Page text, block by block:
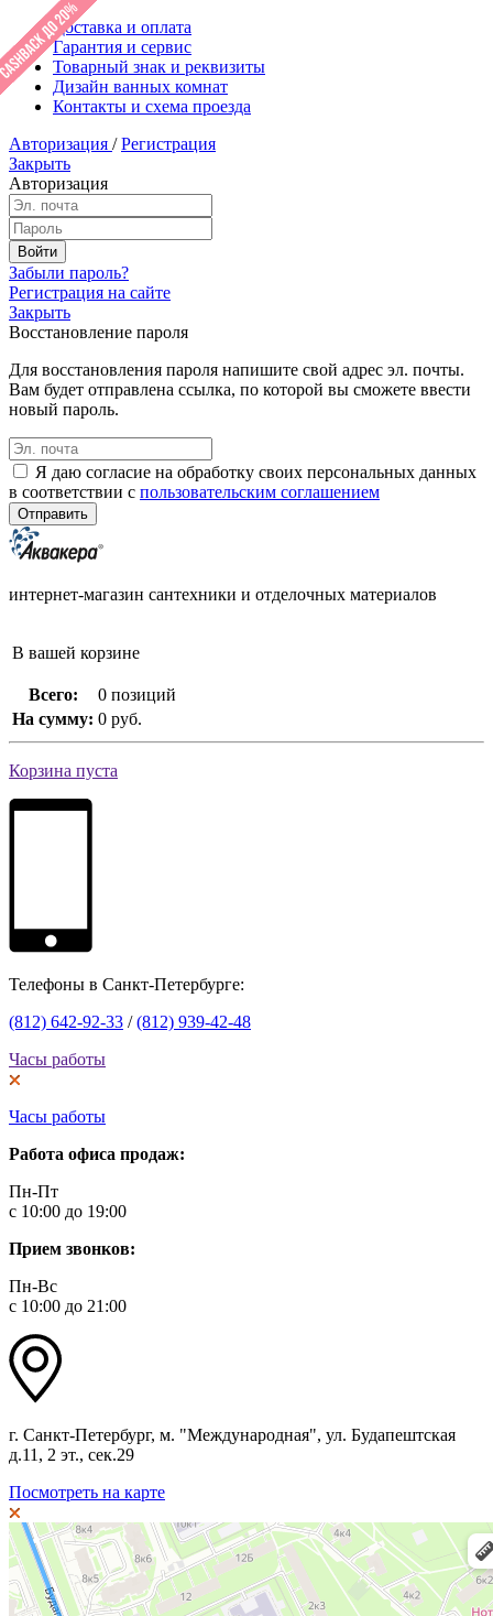
Доставка и оплата
Гарантия и сервис
Товарный знак и реквизиты
Дизайн ванных комнат
Контакты и схема проезда
Авторизация / Регистрация
Закрыть
Авторизация
Забыли пароль?
Регистрация на сайте
Закрыть
Восстановление пароля
Для восстановления пароля напишите свой адрес эл. почты.
Вам будет отправлена ссылка, по которой вы сможете ввести
новый пароль.
Я даю согласие на обработку своих персональных данных
в соответствии с пользовательским соглашением
интернет-магазин сантехники и отделочных материалов
В вашей корзине
Всего:
0 позиций
На сумму: 0 руб.
Корзина пуста
Телефоны в Санкт-Петербурге:
(812) 642-92-33 /(812) 939-42-48
Часы работы
Часы работы
Работа офиса продаж:
Пн-Пт
с 10:00 до 19:00
Прием звонков:
Пн-Вс
с 10:00 до 21:00
г. Санкт-Петербург, м. "Международная", ул. Будапештская
д.11, 2 эт., сек.29
Посмотреть на карте